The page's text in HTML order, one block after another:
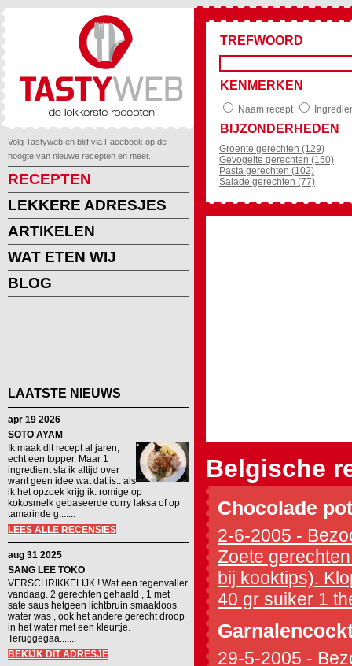
Volg Tastyweb en blijf via Facebook op de
hoogte van nieuwe recepten en meer.
RECEPTEN
LEKKERE ADRESJES
ARTIKELEN
WAT ETEN WIJ
BLOG
LAATSTE NIEUWS
apr 19 2026
SOTO AYAM
Ik maak dit recept al jaren,
echt een topper. Maar 1
ingredient sla ik altijd over
want geen idee wat dat is.. als
ik het opzoek krijg ik: romige op
kokosmelk gebaseerde curry laksa of op
tamarinde g.......
LEES ALLE RECENSIES
aug 31 2025
SANG LEE TOKO
VERSCHRIKKELIJK ! Wat een tegenvaller
vandaag. 2 gerechten gehaald , 1 met
sate saus hetgeen lichtbruin smaakloos
water was , ook het andere gerecht droop
in het water met een kleurtje.
Teruggegaa.......
BEKIJK DIT ADRESJE
TREFWOORD
KENMERKEN
Naam recept
BIJZONDERHEDEN
Groente gerechten (129)
Gevogelte gerechten (150)
Pasta gerechten (102)
Salade gerechten (77)
Belgische
Chocolade
2-6-2005 -
Zoete
bij kooktips).
40 gr suiker 1
29-5-2005 -